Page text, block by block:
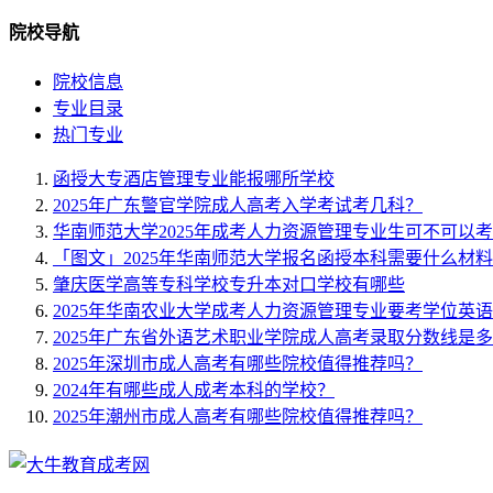
院校导航
院校信息
专业目录
热门专业
函授大专酒店管理专业能报哪所学校
2025年广东警官学院成人高考入学考试考几科？
华南师范大学2025年成考人力资源管理专业生可不可以考
「图文」2025年华南师范大学报名函授本科需要什么材料
肇庆医学高等专科学校专升本对口学校有哪些
2025年华南农业大学成考人力资源管理专业要考学位英语
2025年广东省外语艺术职业学院成人高考录取分数线是多
2025年深圳市成人高考有哪些院校值得推荐吗？
2024年有哪些成人成考本科的学校？
2025年潮州市成人高考有哪些院校值得推荐吗？